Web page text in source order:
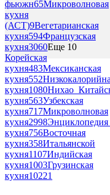
фьюжн65Микроволновая
кухня
(АСТ)9Вегетарианская
кухня594Французская
кухня3060Еще 10
Корейская
кухня483Мексиканская
кухня552
кухня1080
кухня563Узбекская
кухня717Микроволновая
кухня2998
кухня756Восточная
кухня358Итальянской
кухня1107Индийская
кухня1003Грузинская
кухня10221